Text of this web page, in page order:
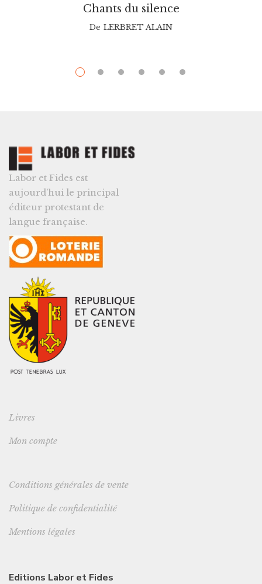
Chants du silence
De LERBRET ALAIN
Labor et Fides est
aujourd’hui le principal
éditeur protestant de
langue française.
Livres
Mon compte
Conditions générales de vente
Politique de confidentialité
Mentions légales
Editions Labor et Fides